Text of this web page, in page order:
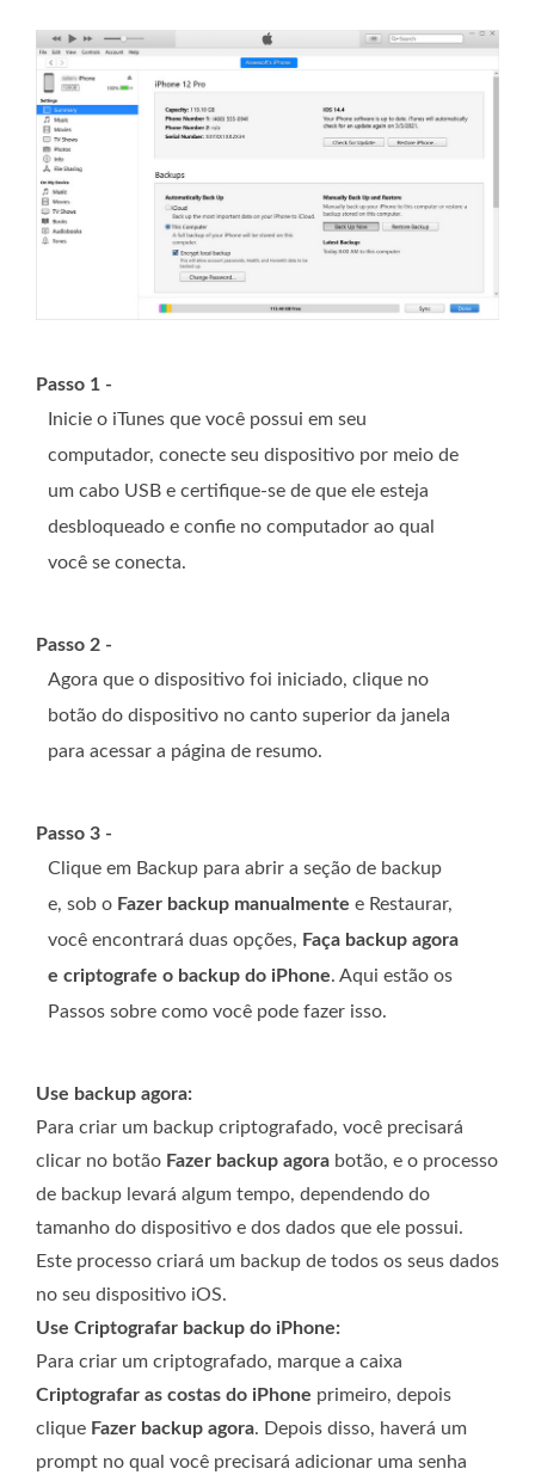
Passo 1 -
Inicie o iTunes que você possui em seu
computador, conecte seu dispositivo por meio de
um cabo USB e certifique-se de que ele esteja
desbloqueado e confie no computador ao qual
você se conecta.
Passo 2 -
Agora que o dispositivo foi iniciado, clique no
botão do dispositivo no canto superior da janela
para acessar a página de resumo.
Passo 3 -
Clique em Backup para abrir a seção de backup
e, sob o Fazer backup manualmente e Restaurar,
você encontrará duas opções, Faça backup agora
e criptografe o backup do iPhone. Aqui estão os
Passos sobre como você pode fazer isso.
Use backup agora:
Para criar um backup criptografado, você precisará
clicar no botão Fazer backup agora botão, e o processo
de backup levará algum tempo, dependendo do
tamanho do dispositivo e dos dados que ele possui.
Este processo criará um backup de todos os seus dados
no seu dispositivo iOS.
Use Criptografar backup do iPhone:
Para criar um criptografado, marque a caixa
Criptografar as costas do iPhone primeiro, depois
clique Fazer backup agora. Depois disso, haverá um
prompt no qual você precisará adicionar uma senha